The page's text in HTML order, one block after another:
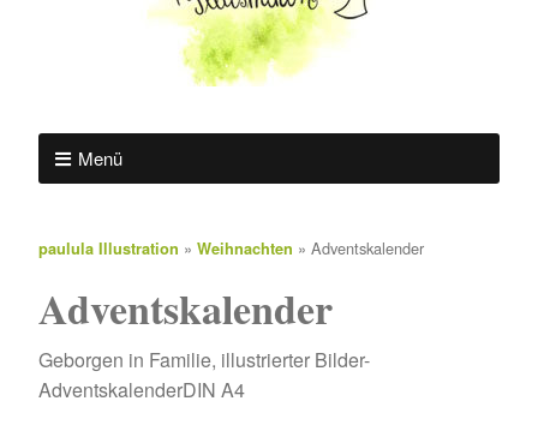
Menü
paulula Illustration » Weihnachten » Adventskalender
Adventskalender
Geborgen in Familie, illustrierter Bilder-
AdventskalenderDIN A4